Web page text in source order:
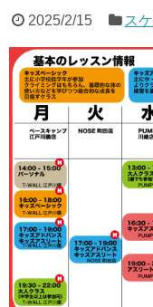
2025/2/15 ス